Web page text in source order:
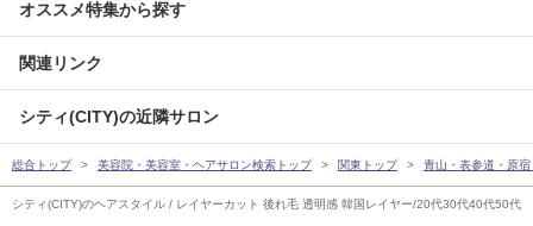
シティ(CITY)のヘアスタイル / レイヤーカット 後れ毛 透明感 韓国レイヤー/20代30代40代50代
オススメ特集から探す
関連リンク
シティ(CITY)の近隣サロン
総合トップ 美容院・美容室・ヘアサロン検索トップ 関東トップ 青山・表参道・原宿